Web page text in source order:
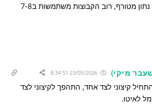
76 נק מהספסל זה נתון מטורף, רוב הקבוצות משתמשות ב7-8
מיקי) 23/05/2026 8:34:51
קיצוני לצד אחד, התהפך לקיצוני לצד
לאיטו.